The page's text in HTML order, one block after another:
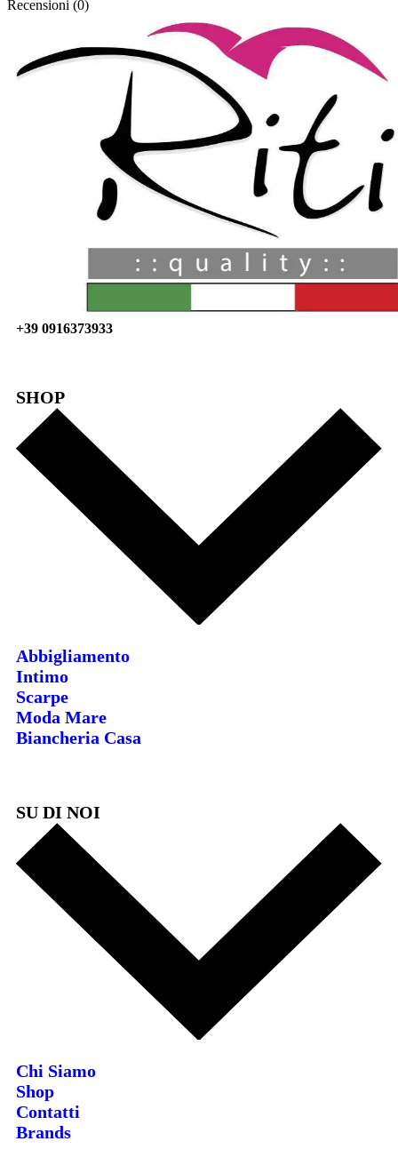
Recensioni (0)
Via Papa Sergio I, 44 Palermo
ritiquality@gmail.com
+39 0916373933
SHOP
Abbigliamento
Intimo
Scarpe
Moda Mare
Biancheria Casa
SU DI NOI
Chi Siamo
Shop
Contatti
Brands